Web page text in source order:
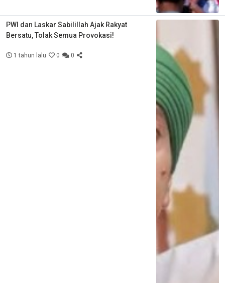
PWI dan Laskar Sabilillah Ajak Rakyat
Bersatu, Tolak Semua Provokasi!
1 tahun lalu 0 0